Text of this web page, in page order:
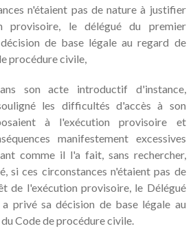
n'étaient pas de nature à justifier
provisoire, le délégué du premier
de base légale au regard de
procédure civile,
son acte introductif d'instance,
les difficultés d'accès à son
à l'exécution provisoire et
manifestement excessives
comme il l'a fait, sans rechercher,
si ces circonstances n'étaient pas de
de l'exécution provisoire, le Délégué
privé sa décision de base légale au
Code de procédure civile.